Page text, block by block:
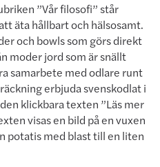
”Vår filosofi” står
äta hållbart och hälsosamt.
och bowls som görs direkt
moder jord som är snällt
samarbete med odlare runt
erbjuda svenskodlat i
klickbara texten ”Läs mer
visas en bild på en vuxen
potatis med blast till en liten